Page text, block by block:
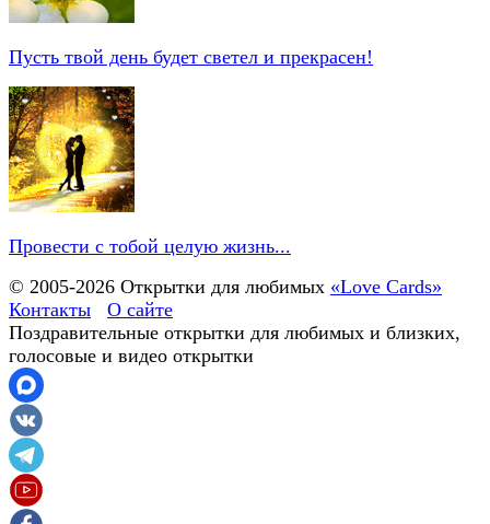
Пусть твой день будет светел и прекрасен!
Провести с тобой целую жизнь...
© 2005-2026 Открытки для любимых «Love Cards»
Контакты
О сайте
Поздравительные открытки для любимых и близких,
голосовые и видео открытки